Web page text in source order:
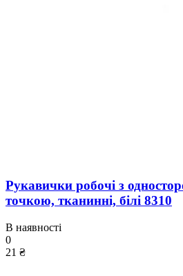
Рукавички робочі з
точкою, тканинні, білі 8310
В наявності
0
21 ₴